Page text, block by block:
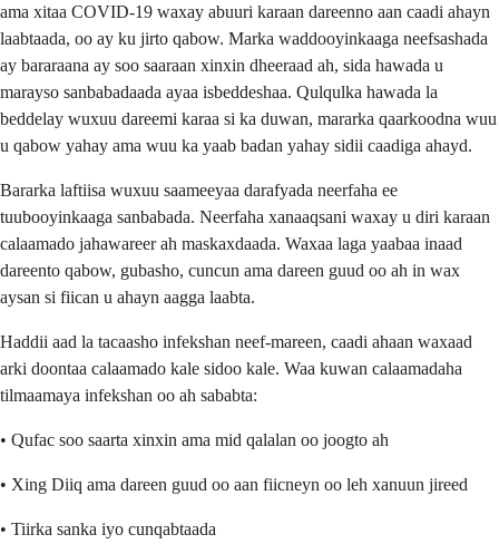
ama xitaa COVID-19 waxay abuuri karaan dareenno aan caadi ahayn
laabtaada, oo ay ku jirto qabow. Marka waddooyinkaaga neefsashada
ay bararaana ay soo saaraan xinxin dheeraad ah, sida hawada u
marayso sanbabadaada ayaa isbeddeshaa. Qulqulka hawada la
beddelay wuxuu dareemi karaa si ka duwan, mararka qaarkoodna wuu
u qabow yahay ama wuu ka yaab badan yahay sidii caadiga ahayd.
Bararka laftiisa wuxuu saameeyaa darafyada neerfaha ee
tuubooyinkaaga sanbabada. Neerfaha xanaaqsani waxay u diri karaan
calaamado jahawareer ah maskaxdaada. Waxaa laga yaabaa inaad
dareento qabow, gubasho, cuncun ama dareen guud oo ah in wax
aysan si fiican u ahayn aagga laabta.
Haddii aad la tacaasho infekshan neef-mareen, caadi ahaan waxaad
arki doontaa calaamado kale sidoo kale. Waa kuwan calaamadaha
tilmaamaya infekshan oo ah sababta:
• Qufac soo saarta xinxin ama mid qalalan oo joogto ah
• Xing Diiq ama dareen guud oo aan fiicneyn oo leh xanuun jireed
• Tiirka sanka iyo cunqabtaada